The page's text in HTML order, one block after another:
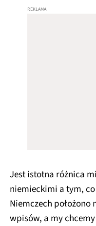
Jest istotna różnica
niemieckimi a tym,
Niemczech
wpisów, a my